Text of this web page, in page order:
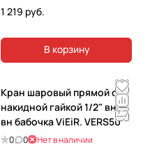
1 219 руб.
В корзину
Кран шаровый прямой с
накидной гайкой 1/2" вн-
вн бабочка ViEiR. VERS50
0 0 Нет в наличии